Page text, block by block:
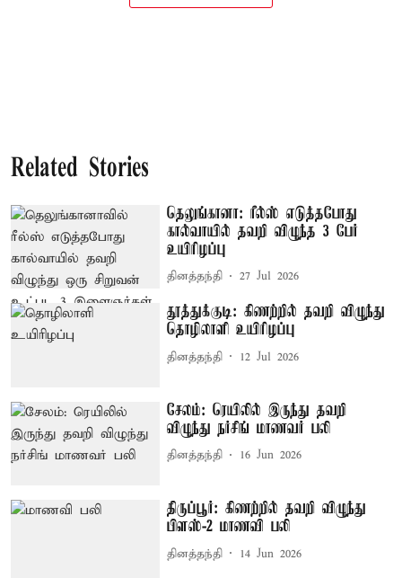
Related Stories
தெலுங்கானா: ரீல்ஸ் எடுத்தபோது
கால்வாயில் தவறி விழுந்த 3 பேர்
உயிரிழப்பு
தினத்தந்தி 27 Jul 2026
தூத்துக்குடி: கிணற்றில் தவறி விழுந்து
தொழிலாளி உயிரிழப்பு
தினத்தந்தி 12 Jul 2026
சேலம்: ரெயிலில் இருந்து தவறி
விழுந்து நர்சிங் மாணவர் பலி
தினத்தந்தி 16 Jun 2026
திருப்பூர்: கிணற்றில் தவறி விழுந்து
பிளஸ்-2 மாணவி பலி
தினத்தந்தி 14 Jun 2026